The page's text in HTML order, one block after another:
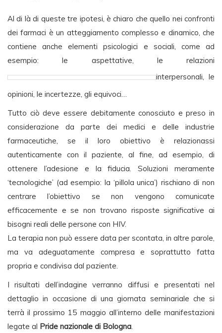
Al di là di queste tre ipotesi, è chiaro che quello nei confronti
dei farmaci è un atteggiamento complesso e dinamico, che
contiene anche elementi psicologici e sociali, come ad
esempio: le aspettative, le relazioni
interpersonali, le
opinioni, le incertezze, gli equivoci…
Tutto ciò deve essere debitamente conosciuto e preso in
considerazione da parte dei medici e delle industrie
farmaceutiche, se il loro obiettivo è relazionassi
autenticamente con il paziente, al fine, ad esempio, di
ottenere l’adesione e la fiducia. Soluzioni meramente
‘tecnologiche’ (ad esempio: la ‘pillola unica’) rischiano di non
centrare l’obiettivo se non vengono comunicate
efficacemente e se non trovano risposte significative ai
bisogni reali delle persone con HIV.
La terapia non può essere data per scontata, in altre parole,
ma va adeguatamente compresa e soprattutto fatta
propria e condivisa dal paziente.
I risultati dell’indagine verranno diffusi e presentati nel
dettaglio in occasione di una giornata seminariale che si
terrà il prossimo 15 maggio all’interno delle manifestazioni
legate al Pride nazionale di Bologna.